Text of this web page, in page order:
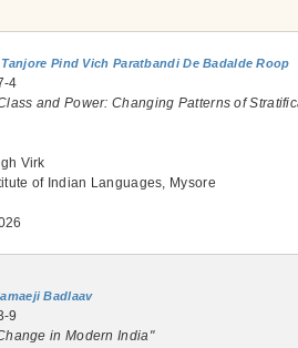
Pind Vich Paratbandi De Badalde Roop
4
and Power: Changing Patterns of
Virk
of Indian Languages, Mysore
Badlaav
9
in Modern India"